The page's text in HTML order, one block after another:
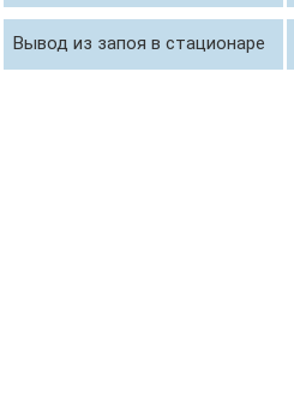
Вывод из запоя в стационаре